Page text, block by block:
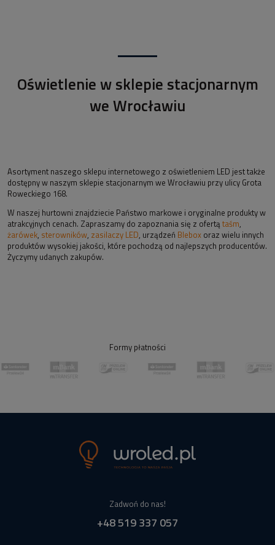
Oświetlenie w sklepie stacjonarnym
we Wrocławiu
Asortyment naszego sklepu internetowego z oświetleniem LED jest także
dostępny w naszym sklepie stacjonarnym we Wrocławiu przy ulicy Grota
Roweckiego 168.
W naszej hurtowni znajdziecie Państwo markowe i oryginalne produkty w
atrakcyjnych cenach. Zapraszamy do zapoznania się z ofertą taśm,
żarówek, sterowników, zasilaczy LED, urządzeń Blebox oraz wielu innych
produktów wysokiej jakości, które pochodzą od najlepszych producentów.
Życzymy udanych zakupów.
Formy płatności
Zadwoń do nas!
+48 519 337 057